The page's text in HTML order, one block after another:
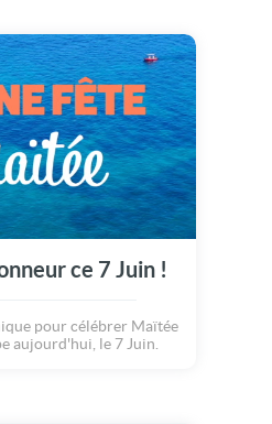
ce 7 Juin !
pour célébrer Maïtée
aujourd'hui, le 7 Juin.